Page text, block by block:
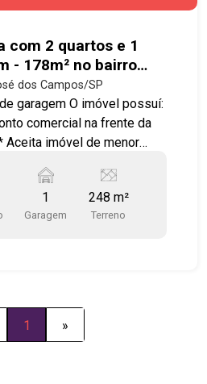
com 2 quartos e 1
- 178m² no bairro
dos Campos/SP
O imóvel possuí:
#pontocomercial
1
Garagem
248 m²
Terreno
1 »